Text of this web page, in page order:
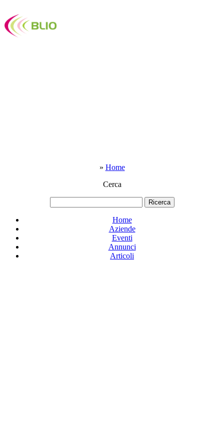
» Home
Cerca
Home
Aziende
Eventi
Annunci
Articoli